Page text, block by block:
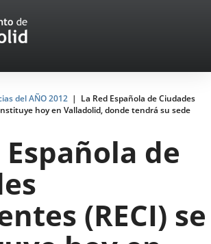
del AÑO 2012
La Red Española de Ciudades
hoy en Valladolid, donde tendrá su sede
Española de
(RECI) se